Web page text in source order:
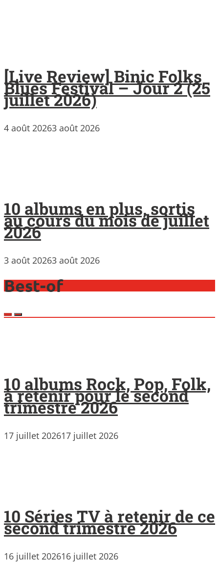
[Live Review] Binic Folks
Blues Festival – Jour 2 (25
juillet 2026)
4 août 20263 août 2026
10 albums en plus, sortis
au cours du mois de juillet
2026
3 août 20263 août 2026
Best-of
10 albums Rock, Pop, Folk,
à retenir pour le second
trimestre 2026
17 juillet 202617 juillet 2026
10 Séries TV à retenir de ce
second trimestre 2026
16 juillet 202616 juillet 2026